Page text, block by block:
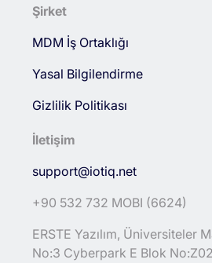
Şirket
MDM İş Ortaklığı
Yasal Bilgilendirme
Gizlilik Politikası
İletişim
support@iotiq.net
+90 532 732 MOBI (6624)
ERSTE Yazılım, Üniversiteler
No:3 Cyberpark E Blok